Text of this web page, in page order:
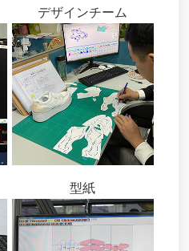
デザインチーム
型紙